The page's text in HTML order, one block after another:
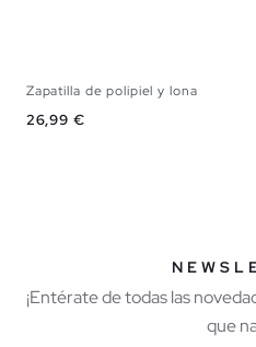
41
Zapatilla de polipiel y lona
Precio
26,99 €
¡Entérate de todas las
que